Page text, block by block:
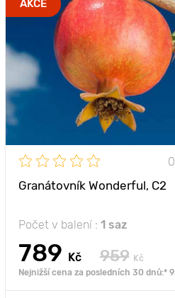
AKCE
Granátovník Wonderful, С2
Počet v balení : 1 saz
789 Kč 959
Kč
Nejnižší cena za posledních 30 dnů:*